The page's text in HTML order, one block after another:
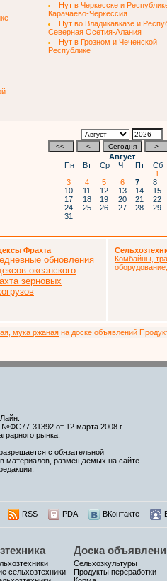
Нут в Черкесске и
Карачаево-Черкессия
Нут во Владикавказе и
Северная Осетия-Алания
Нут в Грозном и Чеченской
Республике
Август
Пн
Вт Ср Чт Пт Сб
1
3
4 5 6 7 8
10
11 12 13 14 15
17
18 19 20 21 22
24
25 26 27 28 29
31
Фрахта
обновления
океанского
зерновых
Комбайны,
мука ржаная на доске объявлений
31392 от 12 марта 2008 г.
рынка.
с обязательной
материалов, размещаемых на сайте
RSS PDA ВКонтакте
сельхозтехники
Доска
Сельхозкультуры
Продукты переработки